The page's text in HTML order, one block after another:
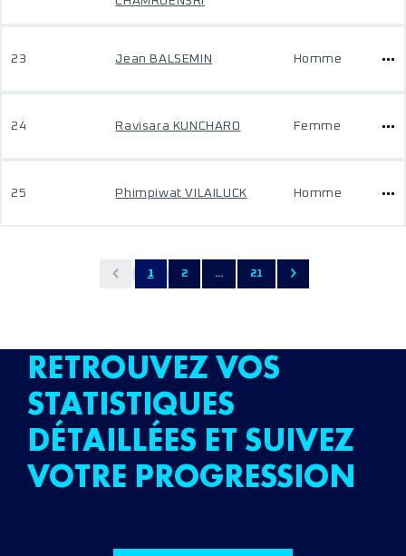
23 Jean BALSEMIN Homme
24 Ravisara KUNCHARO Femme
25 Phimpiwat VILAILUCK Homme
1 2 ... 21
RETROUVEZ VOS
STATISTIQUES
DÉTAILLÉES ET SUIVEZ
VOTRE PROGRESSION